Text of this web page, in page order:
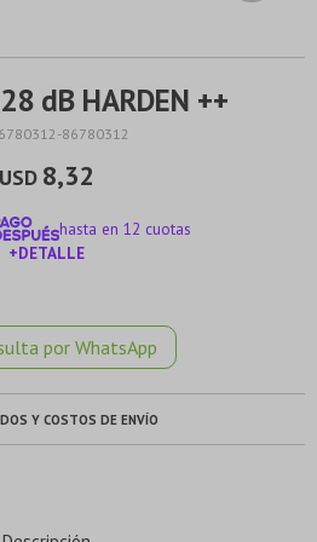
dB HARDEN ++
86780312
USD 8,32
hasta en 12 cuotas
+DETALLE
por WhatsApp
Y COSTOS DE ENVÍO